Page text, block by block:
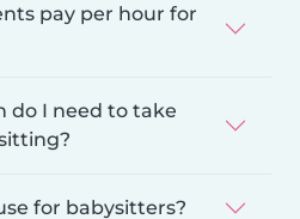
pay per hour for
do I need to take
for babysitters?